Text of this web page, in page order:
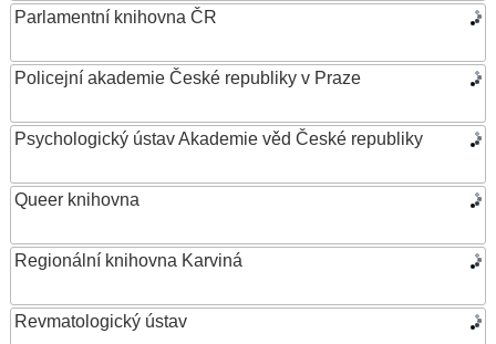
Parlamentní knihovna ČR
Policejní akademie České republiky v Praze
Psychologický ústav Akademie věd České republiky
Queer knihovna
Regionální knihovna Karviná
Revmatologický ústav